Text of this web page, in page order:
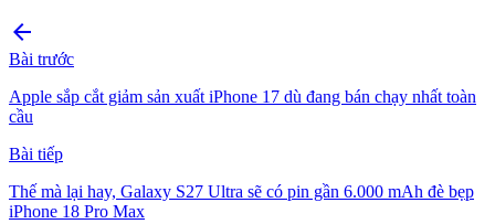
arrow_back
Bài trước
Apple sắp cắt giảm sản xuất iPhone 17 dù đang bán chạy nhất toàn
cầu
Bài tiếp
Thế mà lại hay, Galaxy S27 Ultra sẽ có pin gần 6.000 mAh đè bẹp
iPhone 18 Pro Max